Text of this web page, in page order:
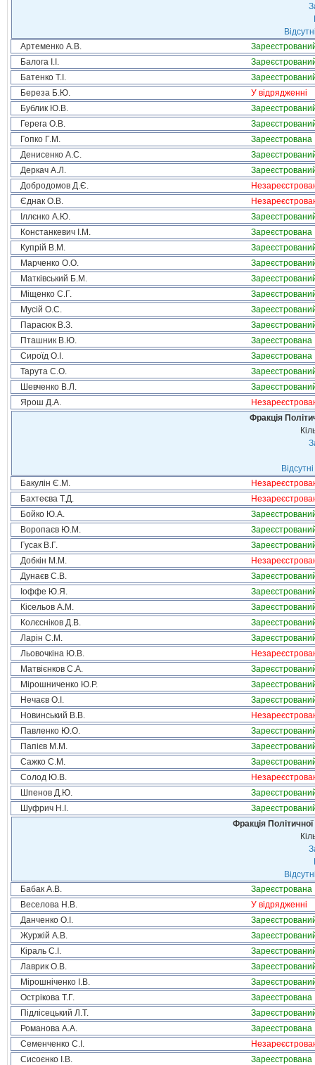
Артеменко А.В.
Балога І.І.
Батенко Т.І.
Береза Б.Ю.
У відрядженні
Бублик Ю.В.
Герега О.В.
Гопко Г.М.
Зареєстрована
Денисенко А.С.
Деркач А.Л.
Добродомов Д.Є.
Єднак О.В.
Іллєнко А.Ю.
Констанкевич І.М.
Зареєстрована
Купрій В.М.
Марченко О.О.
Матківський Б.М.
Міщенко С.Г.
Мусій О.С.
Парасюк В.З.
Пташник В.Ю.
Зареєстрована
Сироїд О.І.
Зареєстрована
Тарута С.О.
Шевченко В.Л.
Ярош Д.А.
Фракція
Бакулін Є.М.
Бахтеєва Т.Д.
Бойко Ю.А.
Воропаєв Ю.М.
Гусак В.Г.
Добкін М.М.
Дунаєв С.В.
Іоффе Ю.Я.
Кісельов А.М.
Колєсніков Д.В.
Ларін С.М.
Льовочкіна Ю.В.
Матвієнков С.А.
Мірошниченко Ю.Р.
Нечаєв О.І.
Новинський В.В.
Павленко Ю.О.
Папієв М.М.
Сажко С.М.
Солод Ю.В.
Шпенов Д.Ю.
Шуфрич Н.І.
Фракція
Бабак А.В.
Зареєстрована
Веселова Н.В.
У відрядженні
Данченко О.І.
Журжій А.В.
Кіраль С.І.
Лаврик О.В.
Мірошніченко І.В.
Острікова Т.Г.
Зареєстрована
Підлісецький Л.Т.
Романова А.А.
Зареєстрована
Семенченко С.І.
Сисоєнко І.В.
Зареєстрована